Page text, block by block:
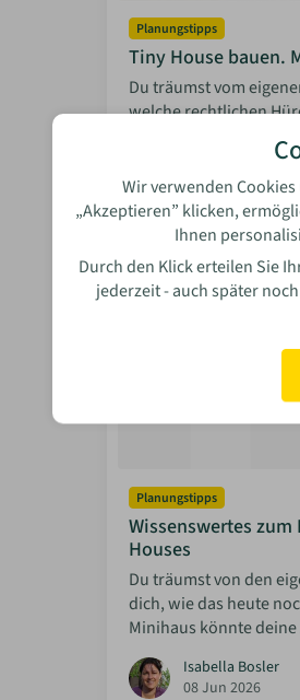
Planungstipps
Tiny House bauen.
Du träumst vom
welche rechtlichen
und der
Isabella Bosler
08 Jun 2026
Planungstipps
Wissenswertes
Houses
Du träumst von den
dich, wie das heute
Minihaus könnte
Isabella Bosler
08 Jun 2026
Wir verwenden
„Akzeptieren” klicken,
Ihnen
Durch den Klick erteilen Sie
jederzeit - auch später